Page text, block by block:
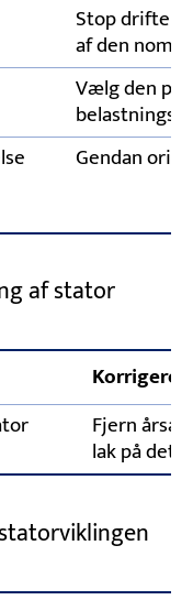
Stop driften,
af den
Vælg den
Gendan
af stator
Fjern
lak på det